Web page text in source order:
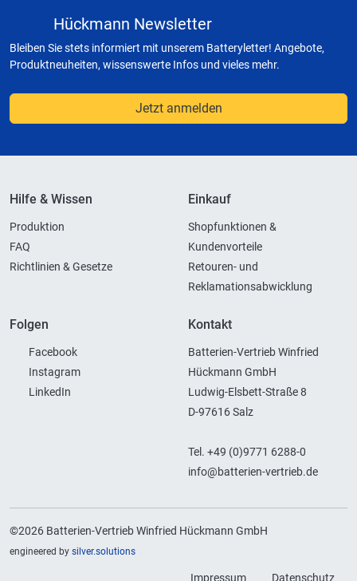
Hückmann Newsletter
Bleiben Sie stets informiert mit unserem Batteryletter! Angebote,
Produktneuheiten, wissenswerte Infos und vieles mehr.
Jetzt anmelden
Hilfe & Wissen
Produktion
FAQ
Richtlinien & Gesetze
Einkauf
Shopfunktionen &
Kundenvorteile
Retouren- und
Reklamationsabwicklung
Folgen
Facebook
Instagram
LinkedIn
Kontakt
Batterien-Vertrieb Winfried
Hückmann GmbH
Ludwig-Elsbett-Straße 8
D-97616 Salz
Tel. +49 (0)9771 6288-0
info@batterien-vertrieb.de
©2026 Batterien-Vertrieb Winfried Hückmann GmbH
engineered by silver.solutions
Impressum Datenschutz